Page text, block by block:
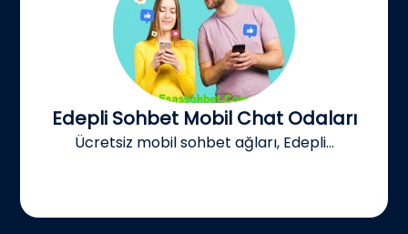
Edepli Sohbet Mobil Chat Odaları
Ücretsiz mobil sohbet ağları, Edepli...